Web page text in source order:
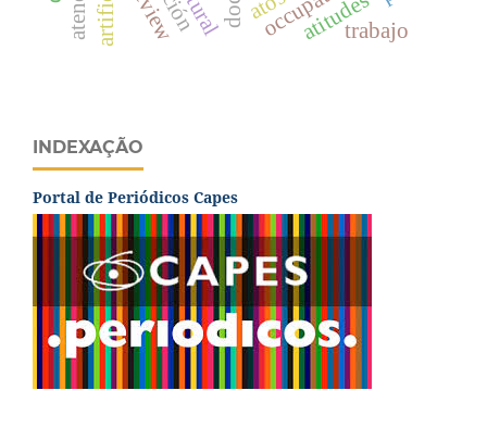
atitudestrabajo
INDEXAÇÃO
Portal de Periódicos Capes